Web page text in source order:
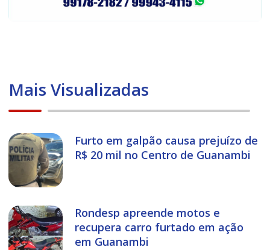
Mais Visualizadas
Furto em galpão causa prejuízo de
R$ 20 mil no Centro de Guanambi
Rondesp apreende motos e
recupera carro furtado em ação
em Guanambi